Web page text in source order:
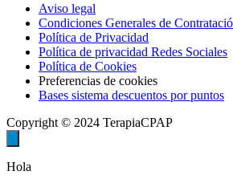
Aviso legal
Condiciones Generales de
Política de Privacidad
Política de privacidad Redes Sociales
Política de Cookies
Preferencias de cookies
Bases sistema descuentos por puntos
Copyright © 2024 TerapiaCPAP
Hola